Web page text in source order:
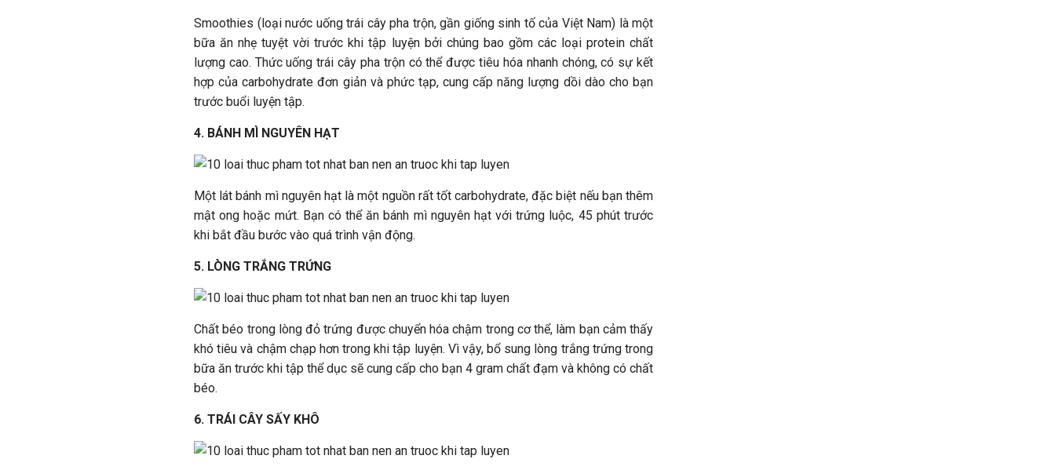
Smoothies (loại nước uống trái cây pha trộn, gần giống sinh tố của Việt Nam) là một
bữa ăn nhẹ tuyệt vời trước khi tập luyện bởi chúng bao gồm các loại protein chất
lượng cao. Thức uống trái cây pha trộn có thể được tiêu hóa nhanh chóng, có sự kết
hợp của carbohydrate đơn giản và phức tạp, cung cấp năng lượng dồi dào cho bạn
trước buổi luyện tập.
4. BÁNH MÌ NGUYÊN HẠT
Một lát bánh mì nguyên hạt là một nguồn rất tốt carbohydrate, đặc biệt nếu bạn thêm
mật ong hoặc mứt. Bạn có thể ăn bánh mì nguyên hạt với trứng luộc, 45 phút trước
khi bắt đầu bước vào quá trình vận động.
5. LÒNG TRẮNG TRỨNG
Chất béo trong lòng đỏ trứng được chuyển hóa chậm trong cơ thể, làm bạn cảm thấy
khó tiêu và chậm chạp hơn trong khi tập luyện. Vì vậy, bổ sung lòng trắng trứng trong
bữa ăn trước khi tập thể dục sẽ cung cấp cho bạn 4 gram chất đạm và không có chất
béo.
6. TRÁI CÂY SẤY KHÔ